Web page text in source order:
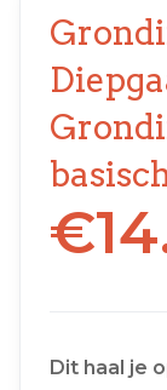
€
Dit haal je